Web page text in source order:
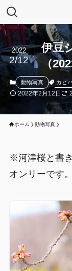
伊豆
（
2022
2/12
動物写真 カピ
2022年2月12日
ホーム 動物写真
※河津桜と書
オンリーです。